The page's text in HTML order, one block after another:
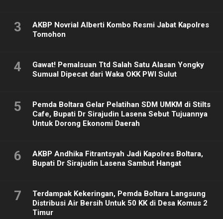
3
AKBP Novrial Alberti Kombo Resmi Jabat Kapolres
Tomohon
4
Gawat! Pemalsuan Ttd Salah Satu Alasan Yongky
Sumual Dipecat dari Waka OKK PWI Sulut
5
Pemda Boltara Gelar Pelatihan SDM UMKM di Stilts
Cafe, Bupati Dr Sirajudin Lasena Sebut Tujuannya
Untuk Dorong Ekonomi Daerah
6
AKBP Andhika Fitrantsyah Jadi Kapolres Boltara,
Bupati Dr Sirajudin Lasena Sambut Hangat
7
Terdampak Kekeringan, Pemda Boltara Langsung
Distribusi Air Bersih Untuk 50 KK di Desa Komus 2
Timur